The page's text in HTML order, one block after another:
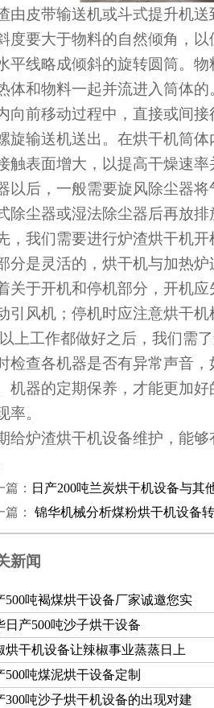
由皮带输送机或斗式提升机
度要大于物料的自然倾角，
平线略成倾斜的旋转圆筒。
体和物料一起并流进入筒体
向前移动过程中，直接或间
旋输送机送出。在烘干机筒
触表面增大，以提高干燥速
以后，一般需要旋风除尘器
除尘器或湿法除尘器后再放排
，我们需要进行炉渣烘干机
分是灵活的，烘干机与加热
关于开机和停机部分，开机
引风机；停机时应注意烘干
上工作都做好之后，我们需了
检查各机器是否有异常声音
。机器的定期保养，才能更加
率。
给炉渣烘干机设备维护，能
篇： 日产200吨兰炭烘干机设备与其
篇：
锦华机械分析煤粉烘干机设备
新闻
500吨褐煤烘干设备厂家诚邀您实
日产500吨沙子烘干设备
烘干机设备让辣椒事业蒸蒸日上
500吨煤泥烘干设备定制
300吨沙子烘干机设备的出现对建